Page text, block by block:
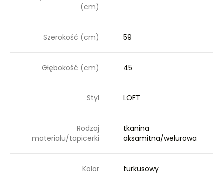
(cm)
Szerokość (cm) 59
Głębokość (cm) 45
Styl LOFT
Rodzaj
materiału/tapicerki
tkanina
aksamitna/welurowa
Kolor turkusowy